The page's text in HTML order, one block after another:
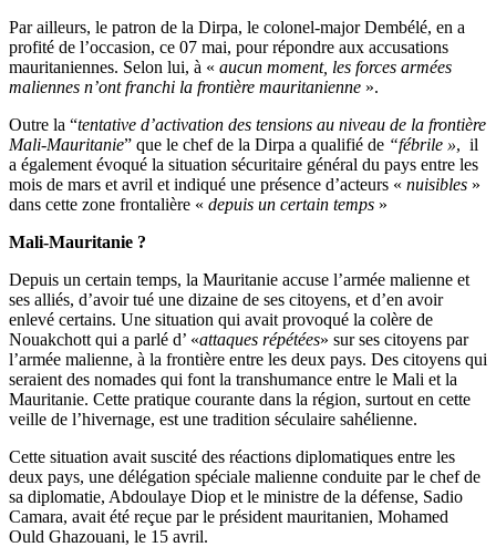
Par ailleurs, le patron de la Dirpa, le colonel-major Dembélé, en a
profité de l’occasion, ce 07 mai, pour répondre aux accusations
mauritaniennes. Selon lui, à « aucun moment, les forces armées
maliennes n’ont franchi la frontière mauritanienne ».
Outre la “tentative d’activation des tensions au niveau de la frontière
Mali-Mauritanie” que le chef de la Dirpa a qualifié de “fébrile », il
a également évoqué la situation sécuritaire général du pays entre les
mois de mars et avril et indiqué une présence d’acteurs « nuisibles »
dans cette zone frontalière « depuis un certain temps »
Mali-Mauritanie ?
Depuis un certain temps, la Mauritanie accuse l’armée malienne et
ses alliés, d’avoir tué une dizaine de ses citoyens, et d’en avoir
enlevé certains. Une situation qui avait provoqué la colère de
Nouakchott qui a parlé d’ «attaques répétées» sur ses citoyens par
l’armée malienne, à la frontière entre les deux pays. Des citoyens qui
seraient des nomades qui font la transhumance entre le Mali et la
Mauritanie. Cette pratique courante dans la région, surtout en cette
veille de l’hivernage, est une tradition séculaire sahélienne.
Cette situation avait suscité des réactions diplomatiques entre les
deux pays, une délégation spéciale malienne conduite par le chef de
sa diplomatie, Abdoulaye Diop et le ministre de la défense, Sadio
Camara, avait été reçue par le président mauritanien, Mohamed
Ould Ghazouani, le 15 avril.